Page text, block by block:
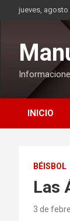
Saltarjueves, agosto
INICIO
BÉISBOL
Las
3 de